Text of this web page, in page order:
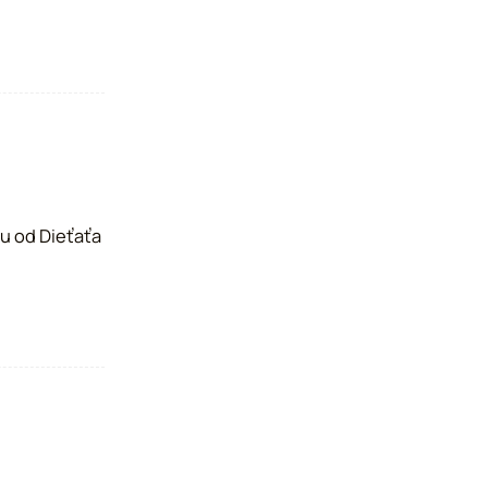
od Dieťaťa